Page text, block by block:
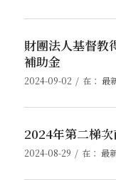
財團法人基督教
補助金
2024-09-02 / 在： 最
2024年第二梯
2024-08-29 / 在： 最